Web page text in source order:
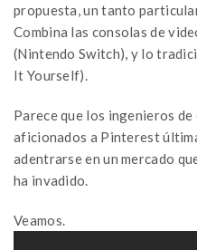
propuesta, un tanto
Combina las consolas de
(Nintendo Switch), y lo
It Yourself).
Parece que los ingenieros
aficionados a Pinterest
adentrarse en un mercado
ha invadido.
Veamos.